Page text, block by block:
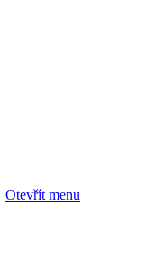
Otevřít menu